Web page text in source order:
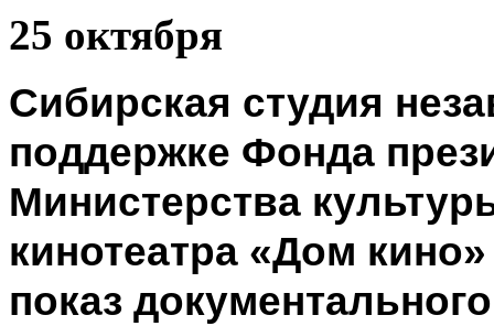
25 октября
Сибирская студия
поддержке Фонда
Министерства
кинотеатра «Дом
показ